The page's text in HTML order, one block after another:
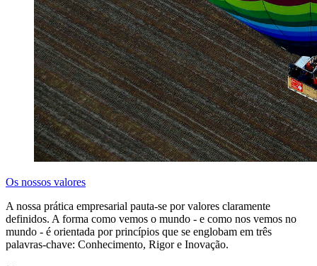
Os nossos valores
A nossa prática empresarial pauta-se por valores claramente
definidos. A forma como vemos o mundo - e como nos vemos no
mundo - é orientada por princípios que se englobam em três
palavras-chave: Conhecimento, Rigor e Inovação.